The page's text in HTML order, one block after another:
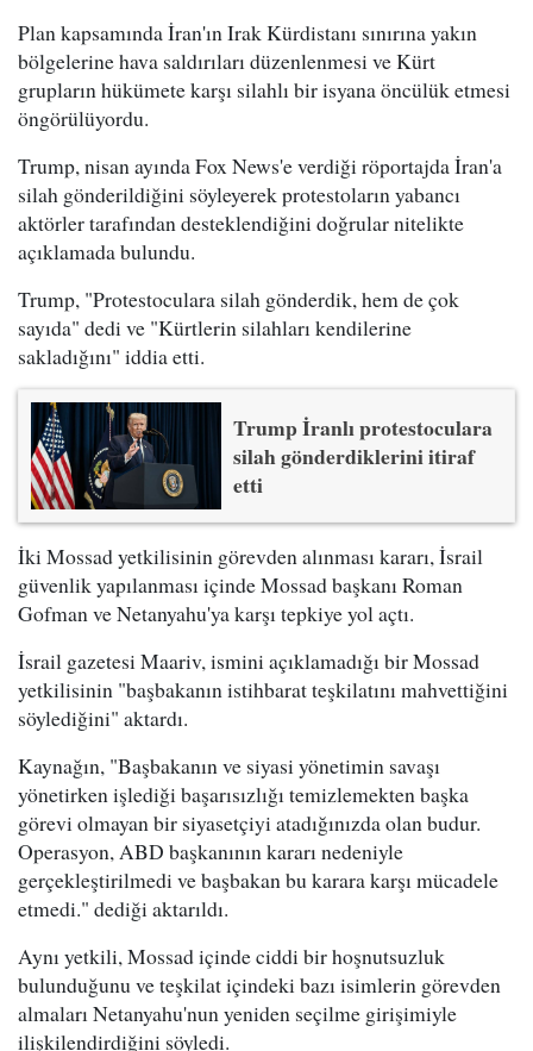
Plan kapsamında İran'ın Irak Kürdistanı sınırına yakın
bölgelerine hava saldırıları düzenlenmesi ve Kürt
grupların hükümete karşı silahlı bir isyana öncülük etmesi
öngörülüyordu.
Trump, nisan ayında Fox News'e verdiği röportajda İran'a
silah gönderildiğini söyleyerek protestoların yabancı
aktörler tarafından desteklendiğini doğrular nitelikte
açıklamada bulundu.
Trump, "Protestoculara silah gönderdik, hem de çok
sayıda" dedi ve "Kürtlerin silahları kendilerine
sakladığını" iddia etti.
Trump İranlı protestoculara
silah gönderdiklerini itiraf
etti
İki Mossad yetkilisinin görevden alınması kararı, İsrail
güvenlik yapılanması içinde Mossad başkanı Roman
Gofman ve Netanyahu'ya karşı tepkiye yol açtı.
İsrail gazetesi Maariv, ismini açıklamadığı bir Mossad
yetkilisinin "başbakanın istihbarat teşkilatını mahvettiğini
söylediğini" aktardı.
Kaynağın, "Başbakanın ve siyasi yönetimin savaşı
yönetirken işlediği başarısızlığı temizlemekten başka
görevi olmayan bir siyasetçiyi atadığınızda olan budur.
Operasyon, ABD başkanının kararı nedeniyle
gerçekleştirilmedi ve başbakan bu karara karşı mücadele
etmedi." dediği aktarıldı.
Aynı yetkili, Mossad içinde ciddi bir hoşnutsuzluk
bulunduğunu ve teşkilat içindeki bazı isimlerin görevden
almaları Netanyahu'nun yeniden seçilme girişimiyle
ilişkilendirdiğini söyledi.